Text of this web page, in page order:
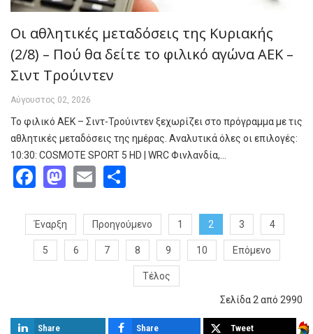
Οι αθλητικές μεταδόσεις της Κυριακής
(2/8) – Πού θα δείτε το φιλικό αγώνα ΑΕΚ –
Σιντ Τρούιντεν
Αύγουστος 02, 2026
Το φιλικό ΑΕΚ – Σιντ-Τρούιντεν ξεχωρίζει στο πρόγραμμα με τις
αθλητικές μεταδόσεις της ημέρας. Αναλυτικά όλες οι επιλογές:
10:30: COSMOTE SPORT 5 HD | WRC Φινλανδία,…
Facebook
Mastodon
Email
Έναρξη Προηγούμενο 1 2 3 4
5 6 7 8 9 10 Επόμενο
Τέλος
Σελίδα 2 από 2990
Share Share Tweet